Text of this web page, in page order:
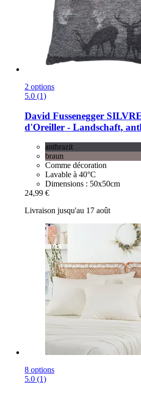
2 options
5.0 (1)
David Fussenegger
d'Oreiller -​ Landschaft,
anthrazit
braun
Comme décoration
Lavable à 40°C
Dimensions : 50x50cm
24,99 €
Livraison jusqu'au 17 août
8 options
5.0 (1)